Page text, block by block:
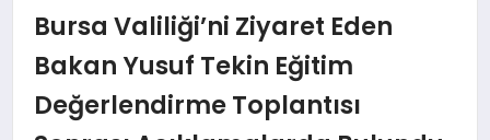
DÜNYA
EĞITIM
Bursa Valiliği’ni Ziyaret Eden
Bakan Yusuf Tekin Eğitim
Değerlendirme Toplantısı